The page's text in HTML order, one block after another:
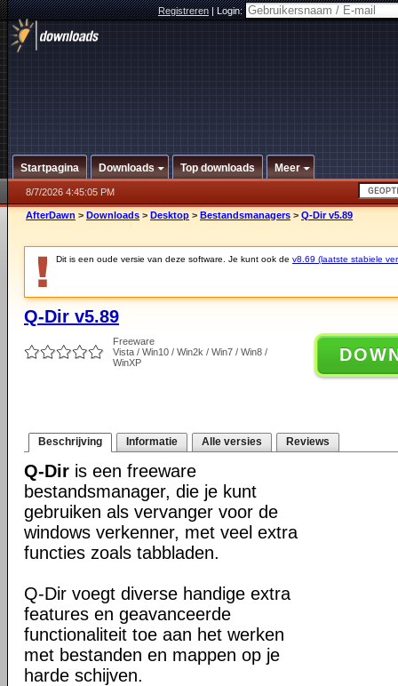
Registreren|Login:
Startpagina Downloads Top downloads Meer
8/7/2026 4:45:05 PM
AfterDawn > Downloads > Desktop > Bestandsmanagers > Q-Dir v5.89
Dit is een oude versie van deze software. Je kunt ook de v8.69 (laatste stabiele
Q-Dir v5.89
Freeware
Vista / Win10 / Win2k / Win7 / Win8 /
WinXP
Beschrijving Informatie Alle versies Reviews
Q-Dir is een freeware
bestandsmanager, die je kunt
gebruiken als vervanger voor de
windows verkenner, met veel extra
functies zoals tabbladen.
Q-Dir voegt diverse handige extra
features en geavanceerde
functionaliteit toe aan het werken
met bestanden en mappen op je
harde schijven.